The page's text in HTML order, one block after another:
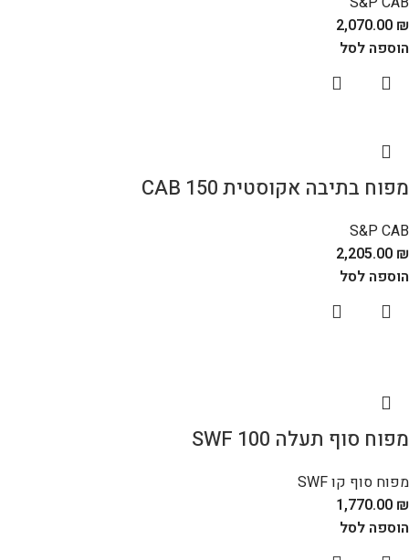
2,070.00 ₪
הוספה לסל
מפוח בתיבה אקוסטית CAB 150
S&P CAB
2,205.00 ₪
הוספה לסל
מפוח סוף תעלה SWF 100
מפוח סוף קו SWF
1,770.00 ₪
הוספה לסל